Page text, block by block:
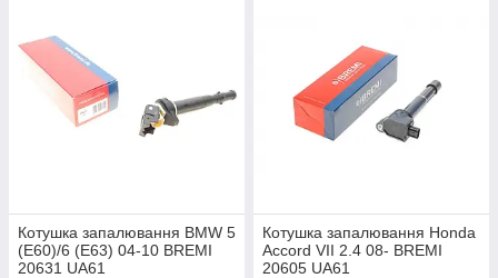
Котушка запалювання BMW 5
(E60)/6 (E63) 04-10 BREMI
20631 UA61
Котушка запалювання Honda
Accord VII 2.4 08- BREMI
20605 UA61